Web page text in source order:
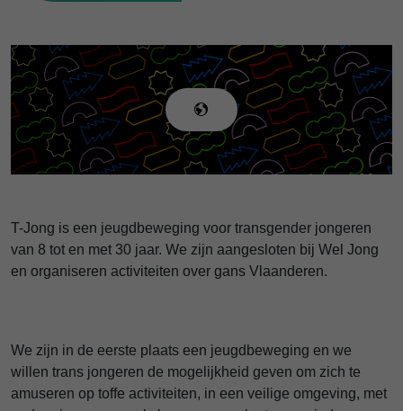
T-Jong is een jeugdbeweging voor transgender jongeren
van 8 tot en met 30 jaar. We zijn aangesloten bij Wel Jong
en organiseren activiteiten over gans Vlaanderen.
We zijn in de eerste plaats een jeugdbeweging en we
willen trans jongeren de mogelijkheid geven om zich te
amuseren op toffe activiteiten, in een veilige omgeving, met